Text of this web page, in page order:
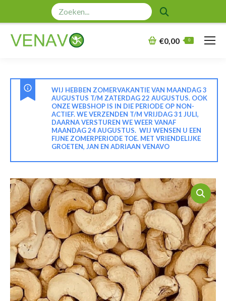
Zoeken:
€0,00 0
WIJ HEBBEN ZOMERVAKANTIE VAN MAANDAG 3
AUGUSTUS T/M ZATERDAG 22 AUGUSTUS. OOK
ONZE WEBSHOP IS IN DIE PERIODE OP NON-
ACTIEF. WE VERZENDEN T/M VRIJDAG 31 JULI,
DAARNA VERSTUREN WE WEER VANAF
MAANDAG 24 AUGUSTUS. WIJ WENSEN U EEN
FIJNE ZOMERPERIODE TOE. MET VRIENDELIJKE
GROETEN, JAN EN ADRIAAN VENAVO